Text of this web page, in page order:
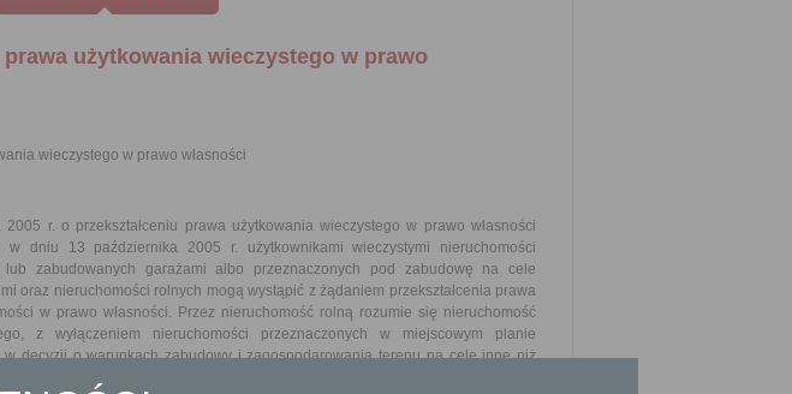
użytkowania wieczystego w prawo
wieczystego w prawo własności
r. o przekształceniu prawa użytkowania wieczystego w prawo własności
w dniu 13 października 2005 r. użytkownikami wieczystymi nieruchomości
zabudowanych garażami albo przeznaczonych pod zabudowę na cele
oraz nieruchomości rolnych mogą wystąpić z żądaniem przekształcenia prawa
w prawo własności. Przez nieruchomość rolną rozumie się nieruchomość
z wyłączeniem nieruchomości przeznaczonych w miejscowym planie
decyzji o warunkach zabudowy i zagospodarowania terenu na cele inne niż